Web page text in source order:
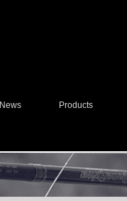
News Products